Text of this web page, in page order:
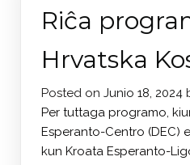
Riĉa
Hrvatska
Posted on Junio 18, 2024
Per tuttaga programo,
Esperanto-Centro (DEC)
kun Kroata Esperanto-